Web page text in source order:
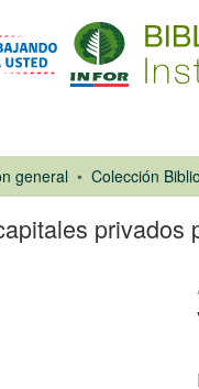
general Colección
privados